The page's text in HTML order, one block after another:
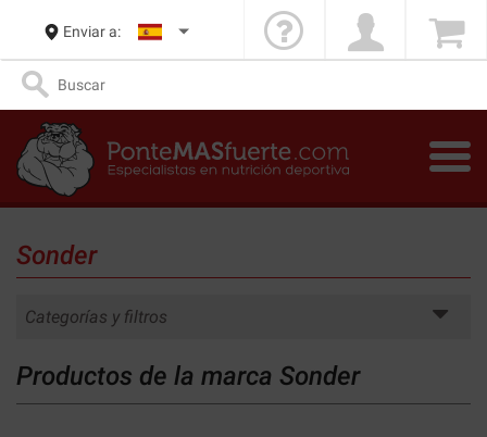
Enviar a:
Sonder
Categorías y filtros
Productos de la marca Sonder